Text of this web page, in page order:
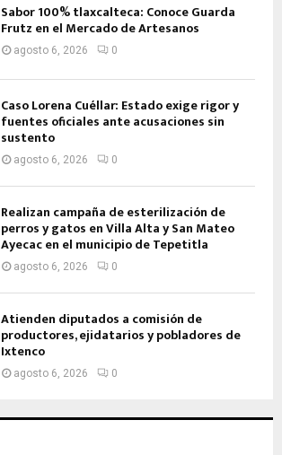
Sabor 100% tlaxcalteca: Conoce Guarda
Frutz en el Mercado de Artesanos
agosto 6, 2026 0
Caso Lorena Cuéllar: Estado exige rigor y
fuentes oficiales ante acusaciones sin
sustento
agosto 6, 2026 0
Realizan campaña de esterilización de
perros y gatos en Villa Alta y San Mateo
Ayecac en el municipio de Tepetitla
agosto 6, 2026 0
Atienden diputados a comisión de
productores, ejidatarios y pobladores de
Ixtenco
agosto 6, 2026 0